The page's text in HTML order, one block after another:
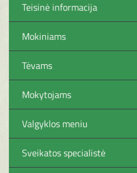
Teisinė informacija
Mokiniams
Tėvams
Mokytojams
Valgyklos meniu
Sveikatos specialistė